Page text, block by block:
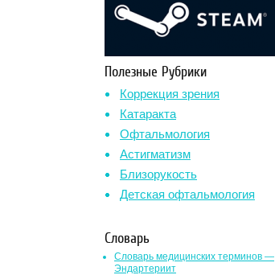
Полезные Рубрики
Коррекция зрения
Катаракта
Офтальмология
Астигматизм
Близорукость
Детская офтальмология
Словарь
Словарь медицинских терминов —
Эндартериит